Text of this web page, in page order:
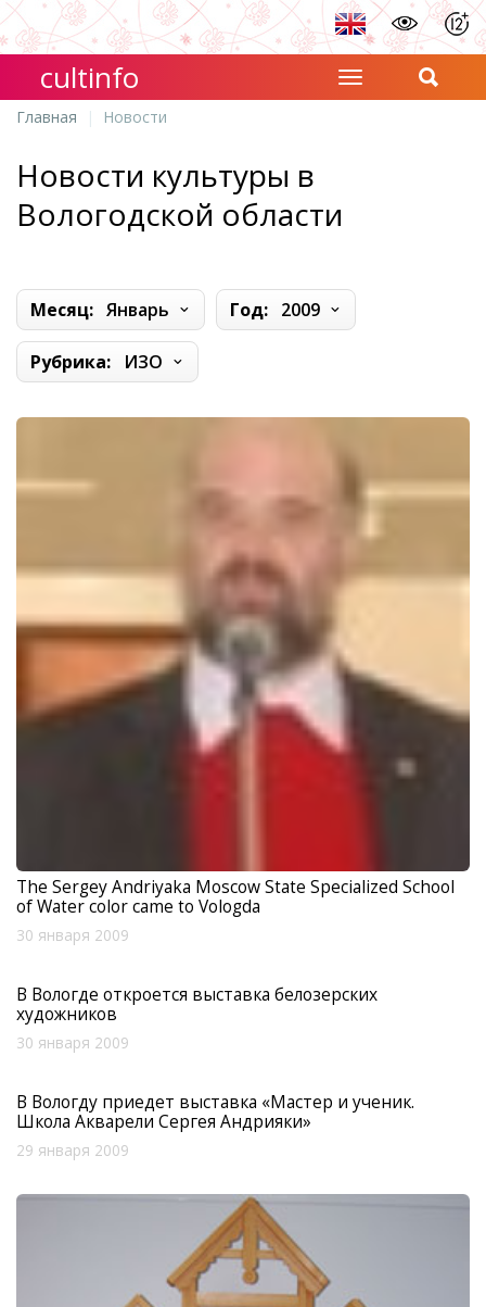
cultinfo
Главная Новости
Новости культуры в
Вологодской области
Месяц: Январь Год: 2009
Рубрика: ИЗО
The Sergey Andriyaka Moscow State Specialized School
of Water color came to Vologda
30 января 2009
В Вологде откроется выставка белозерских
художников
30 января 2009
В Вологду приедет выставка «Мастер и ученик.
Школа Акварели Сергея Андрияки»
29 января 2009